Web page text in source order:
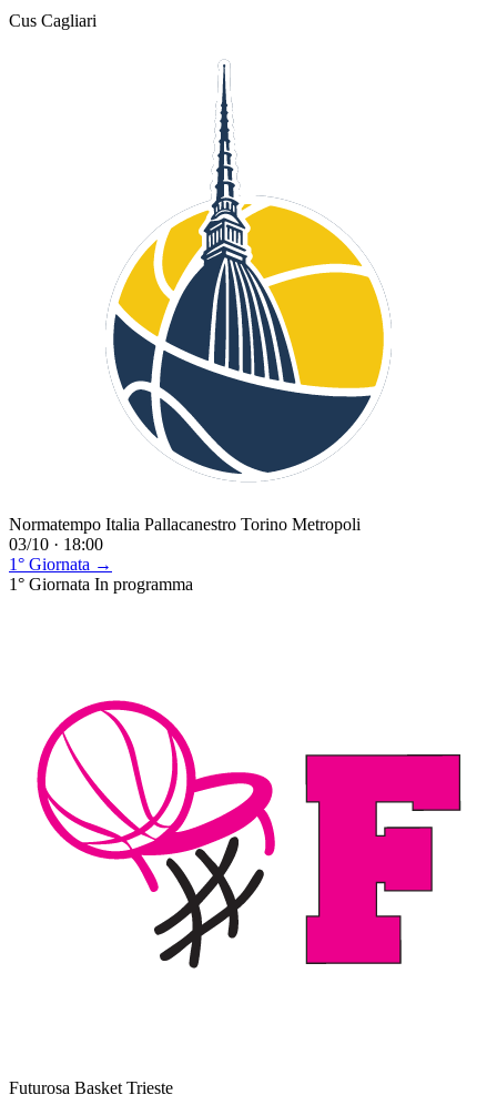
Cus Cagliari
Normatempo Italia Pallacanestro Torino Metropoli
03/10 · 18:00
1° Giornata →
1° Giornata In programma
Futurosa Basket Trieste